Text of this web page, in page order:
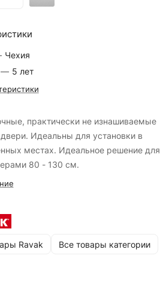
Чехия
— 5 лет
практически не изнашиваемые
Идеальны для установки в
местах. Идеальное решение для
80 - 130 см.
Ravak Все товары категории